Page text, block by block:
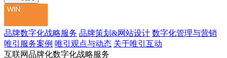
品牌数字化战略服务 品牌策划&网站设计 数字化管理与营销
唯引服务案例 唯引观点与动态 关于唯引互动
互联网品牌化数字化战略服务